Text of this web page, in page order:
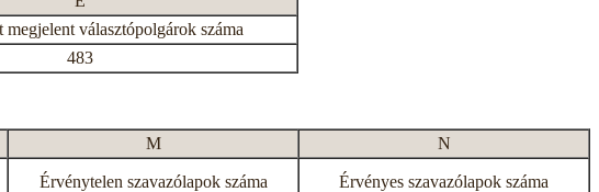
megjelent választópolgárok száma
483
M
N
Érvénytelen szavazólapok száma Érvényes szavazólapok száma